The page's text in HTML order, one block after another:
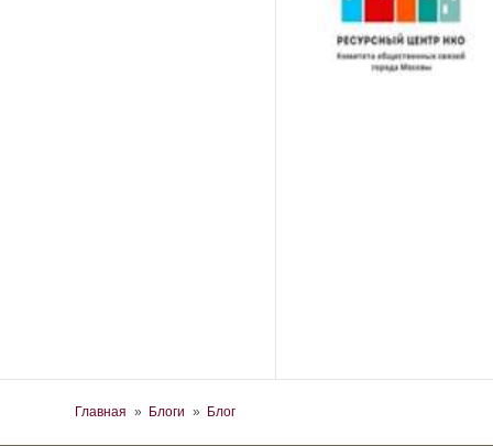
Главная » Блоги » Блог